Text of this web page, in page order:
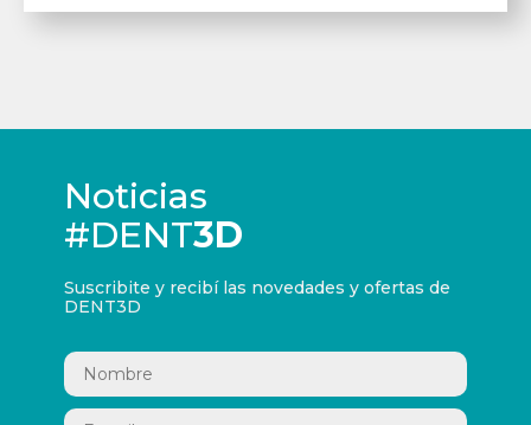
Noticias
#DENT3D
Suscribite y recibí las novedades y ofertas de
DENT3D